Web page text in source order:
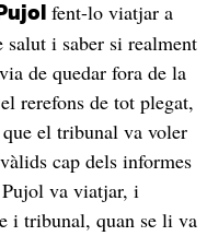
fent-lo viatjar a
i saber si realment
de quedar fora de la
rerefons de tot plegat,
el tribunal va voler
cap dels informes
va viatjar, i
i tribunal, quan se li va